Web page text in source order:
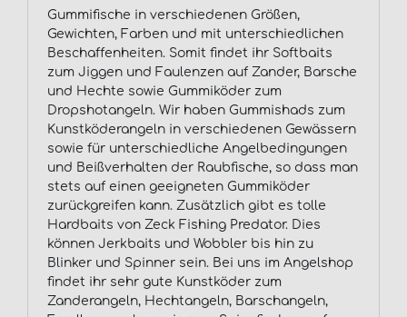
Gummifische in verschiedenen Größen,
Gewichten, Farben und mit unterschiedlichen
Beschaffenheiten. Somit findet ihr Softbaits
zum Jiggen und Faulenzen auf Zander, Barsche
und Hechte sowie Gummiköder zum
Dropshotangeln. Wir haben Gummishads zum
Kunstköderangeln in verschiedenen Gewässern
sowie für unterschiedliche Angelbedingungen
und Beißverhalten der Raubfische, so dass man
stets auf einen geeigneten Gummiköder
zurückgreifen kann. Zusätzlich gibt es tolle
Hardbaits von Zeck Fishing Predator. Dies
können Jerkbaits und Wobbler bis hin zu
Blinker und Spinner sein. Bei uns im Angelshop
findet ihr sehr gute Kunstköder zum
Zanderangeln, Hechtangeln, Barschangeln,